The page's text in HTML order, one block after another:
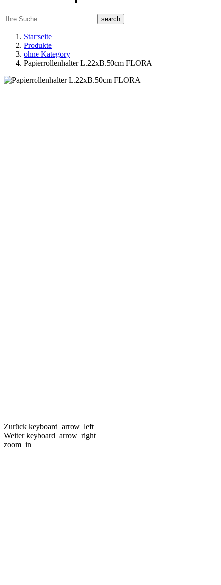
search
Startseite
Produkte
ohne Kategory
Papierrollenhalter L.22xB.50cm FLORA
Zurück keyboard_arrow_left
Weiter keyboard_arrow_right
zoom_in